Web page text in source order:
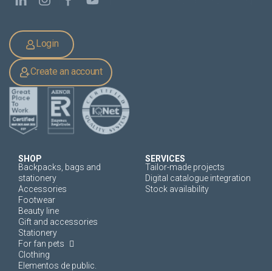
Login
Create an account
SHOP
Backpacks, bags and
stationery
Accessories
Footwear
Beauty line
Gift and accessories
Stationery
For fan pets
Clothing
Elementos de public.
SERVICES
Tailor-made projects
Digital catalogue integration
Stock availability